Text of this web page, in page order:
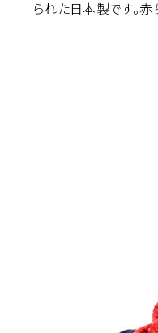
られた日本製です。赤